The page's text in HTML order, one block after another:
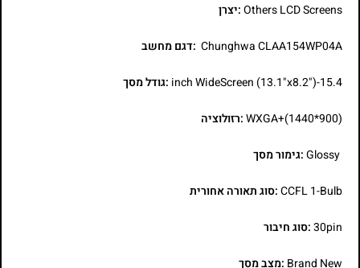
Others LCD Screens:יצרן
Chunghwa CLAA154WP04A :דגם מחשב
15.4-inch WideScreen (13.1"x8.2") :גודל מסך
WXGA+(1440*900):רזולוציה
Glossy:גימור מסך
CCFL 1-Bulb:סוג תאורה אחורית
30pin:סוג חיבור
Brand New :מצב מסך